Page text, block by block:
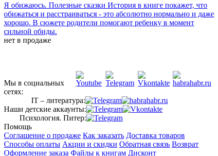
Я обижаюсь. Полезные сказки История в книге покажет, что
обижаться и расстраиваться - это абсолютно нормально и даже
хорошо. В сюжете родители помогают ребенку в момент
сильной обиды.
нет в продаже
Мы в социальных
сетях:
IT – литература:
Наши детские аккаунты:
Психология. Питер:
Помощь
Соглашение о продаже Как заказать Доставка товаров
Способы оплаты Акции и скидки Обратная связь Возврат
Оформление заказа Файлы к книгам Дисконт